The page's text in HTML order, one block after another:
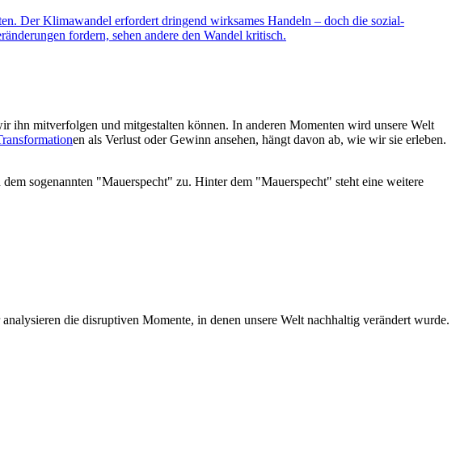
Der Klimawandel erfordert dringend wirksames Handeln – doch die sozial-
fordern, sehen andere den Wandel kritisch.
ihn mitverfolgen und mitgestalten können. In anderen Momenten wird unsere Welt
en als Verlust oder Gewinn ansehen, hängt davon ab, wie wir sie erleben.
die disruptiven Momente, in denen unsere Welt nachhaltig verändert wurde.